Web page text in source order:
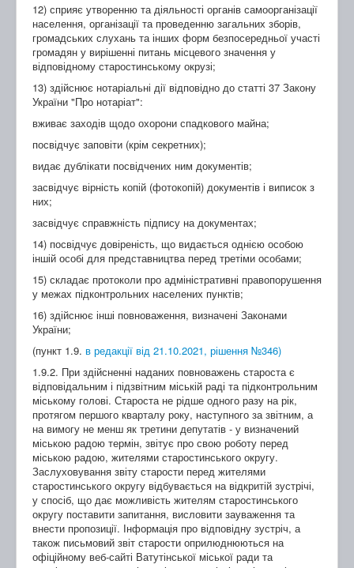
12) сприяє утворенню та діяльності органів самоорганізації
населення, організації та проведенню загальних зборів,
громадських слухань та інших форм безпосередньої участі
громадян у вирішенні питань місцевого значення у
відповідному старостинському окрузі;
13) здійснює нотаріальні дії відповідно до статті 37 Закону
України "Про нотаріат":
вживає заходів щодо охорони спадкового майна;
посвідчує заповіти (крім секретних);
видає дублікати посвідчених ним документів;
засвідчує вірність копій (фотокопій) документів і виписок з
них;
засвідчує справжність підпису на документах;
14) посвідчує довіреність, що видається однією особою
іншій особі для представництва перед третіми особами;
15) складає протоколи про адміністративні правопорушення
у межах підконтрольних населених пунктів;
16) здійснює інші повноваження, визначені Законами
України;
(пункт 1.9. в редакції від 21.10.2021, рішення №346)
1.9.2. При здійсненні наданих повноважень староста є
відповідальним і підзвітним міській раді та підконтрольним
міському голові. Староста не рідше одного разу на рік,
протягом першого кварталу року, наступного за звітним, а
на вимогу не менш як третини депутатів - у визначений
міською радою термін, звітує про свою роботу перед
міською радою, жителями старостинського округу.
Заслуховування звіту старости перед жителями
старостинського округу відбувається на відкритій зустрічі,
у спосіб, що дає можливість жителям старостинського
округу поставити запитання, висловити зауваження та
внести пропозиції. Інформація про відповідну зустріч, а
також письмовий звіт старости оприлюднюються на
офіційному веб-сайті Ватутінської міської ради та